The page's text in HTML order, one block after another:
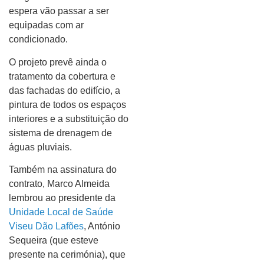
espera vão passar a ser
equipadas com ar
condicionado.
O projeto prevê ainda o
tratamento da cobertura e
das fachadas do edifício, a
pintura de todos os espaços
interiores e a substituição do
sistema de drenagem de
águas pluviais.
Também na assinatura do
contrato, Marco Almeida
lembrou ao presidente da
Unidade Local de Saúde
Viseu Dão Lafões, António
Sequeira (que esteve
presente na cerimónia), que